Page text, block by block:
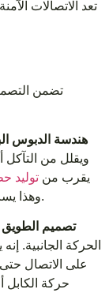
تعد الاتصالات
تضمن
هندسة الدبوس
ويقلل من التآكل
يقرب من توليد
وهذا يساهم في متانة وموثوقية الاتصال بشكل عام.
تصميم الطويق
الحركة الجانبية.
على الاتصال
حركة الكابل